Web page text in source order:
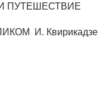
ПУТЕШЕСТВИЕ
И. Квирикадзе